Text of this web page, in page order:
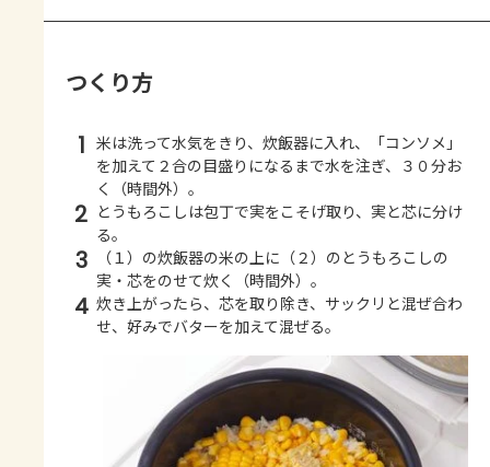
つくり方
1 米は洗って水気をきり、炊飯器に入れ、「コンソメ」
を加えて２合の目盛りになるまで水を注ぎ、３０分お
く（時間外）。
2 とうもろこしは包丁で実をこそげ取り、実と芯に分け
る。
3
（１）の炊飯器の米の上に（２）のとうもろこしの
実・芯をのせて炊く（時間外）。
4 炊き上がったら、芯を取り除き、サックリと混ぜ合わ
せ、好みでバターを加えて混ぜる。